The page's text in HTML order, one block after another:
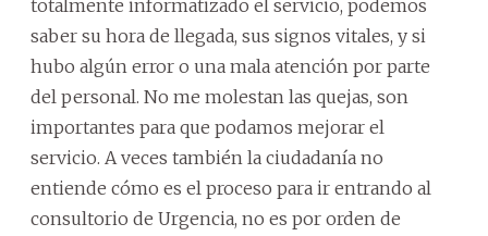
totalmente informatizado el servicio, podemos
saber su hora de llegada, sus signos vitales, y si
hubo algún error o una mala atención por parte
del personal. No me molestan las quejas, son
importantes para que podamos mejorar el
servicio. A veces también la ciudadanía no
entiende cómo es el proceso para ir entrando al
consultorio de Urgencia, no es por orden de